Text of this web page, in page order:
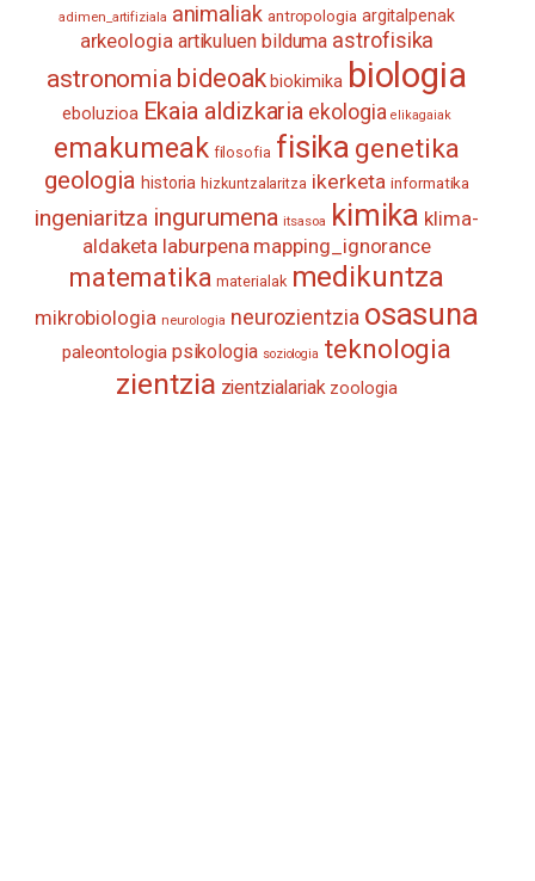
adimen_artifiziala animaliak antropologia argitalpenak
arkeologia artikuluen bilduma astrofisika
astronomia bideoak biokimika biologia
eboluzioa Ekaia aldizkaria ekologia elikagaiak
emakumeak filosofia fisika genetika
geologia historia hizkuntzalaritza ikerketa informatika
ingeniaritza ingurumena itsasoa kimika klima-
aldaketa laburpena mapping_ignorance
matematika materialak medikuntza
mikrobiologia neurologia neurozientzia osasuna
paleontologia psikologia soziologia teknologia
zientzia zientzialariak zoologia